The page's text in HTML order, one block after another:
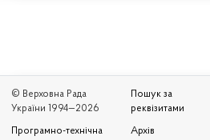
© Верховна Рада
України 1994—2026
Програмно-технічна
Пошук за
реквізитами
Архів